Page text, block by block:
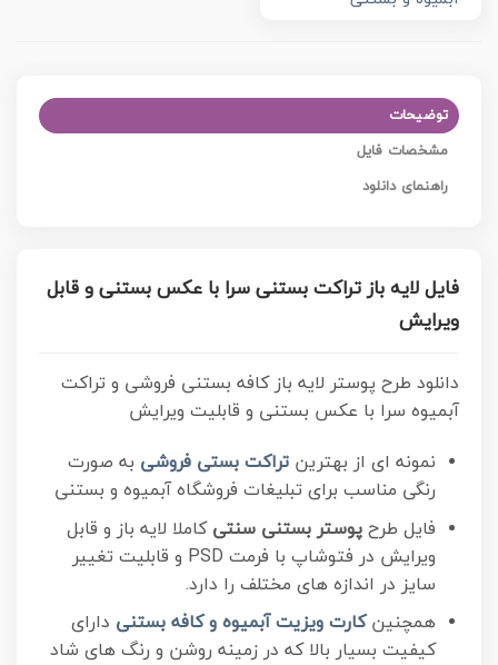
توضیحات
مشخصات فایل
راهنمای دانلود
فایل لایه باز تراکت بستنی سرا با عکس بستنی و قابل
ویرایش
دانلود طرح پوستر لایه باز کافه بستنی فروشی و تراکت
آبمیوه سرا با عکس بستنی و قابلیت ویرایش
نمونه ای از بهترین تراکت بستی فروشی به صورت
رنگی مناسب برای تبلیغات فروشگاه آبمیوه و بستنی
فایل طرح پوستر بستنی سنتی کاملا لایه باز و قابل
ویرایش در فتوشاپ با فرمت PSD و قابلیت تغییر
سایز در اندازه های مختلف را دارد.
همچنینکارت ویزیت آبمیوه و کافه بستنی دارای
کیفیت بسیار بالا که در زمینه روشن و رنگ های شاد